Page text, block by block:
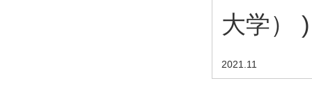
大学）
2021.11